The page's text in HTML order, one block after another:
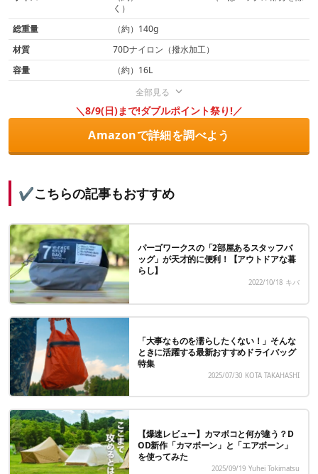
く）
総重量
（約）140g
材質
70Dナイロン（撥水加工）
容量
（約）16L
全部見る
＼8/9(日)まで!ダブルポイント祭り!／
Amazonで詳細を調べよう
✔️こちらの記事もおすすめ
パーゴワークスの「2部屋あるスタッフバ
ッグ」が天才的に便利！【アウトドアな暮
らし】
2022/10/18 キバ
「大事なものを濡らしたくない！」そんな
ときに活躍する最新おすすめドライバッグ
特集
2025/07/30 KOTA TAKAHASHI
【爆速レビュー】カマボコと何が違う？D
OD新作「カマボーン」と「エアボーン」
を使ってみた
2025/09/19 Yuhei Tokimatsu